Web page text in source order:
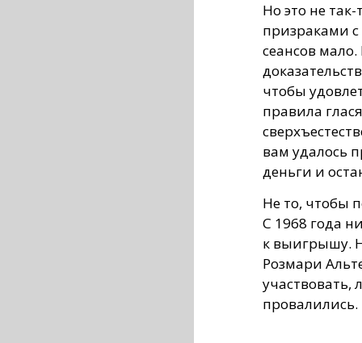
Но это не
призраками
сеансов
чтобы
правила
вам удалось
деньги и
Не то, чтобы
С 1968 года
к выигрышу.
Розмари
участвовать,
провалились.